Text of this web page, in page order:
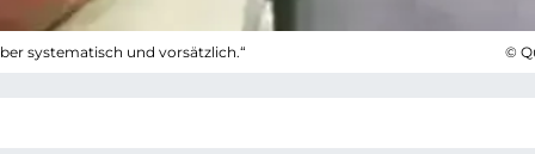
systematisch und vorsätzlich.“ ©